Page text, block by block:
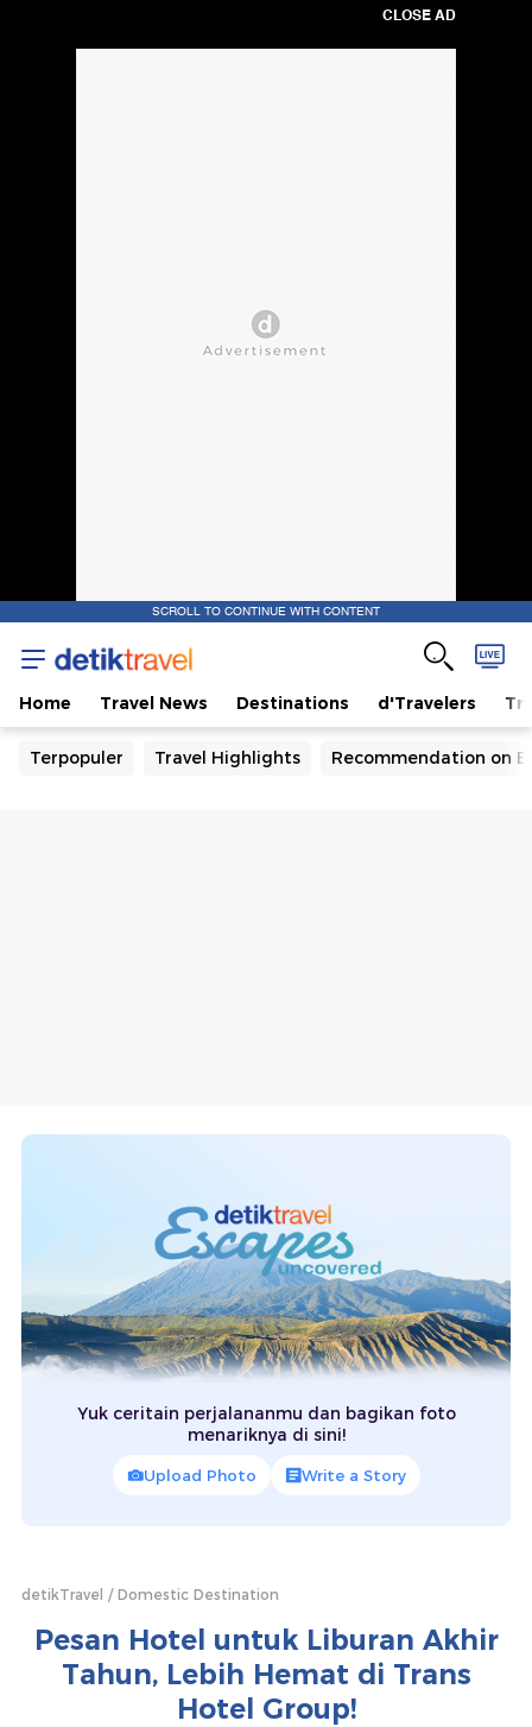
CLOSE AD
SCROLL TO CONTINUE WITH CONTENT
Home Travel News Destinations d'Travelers
Terpopuler Travel Highlights Recommendation on
Yuk ceritain perjalananmu dan bagikan foto
menariknya di sini!
Upload Photo Write a Story
detikTravel Domestic Destination
Pesan Hotel untuk Liburan Akhir
Tahun, Lebih Hemat di Trans
Hotel Group!